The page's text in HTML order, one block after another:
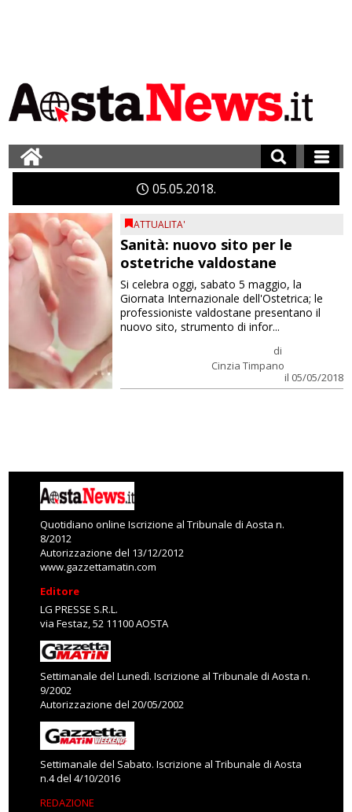
0505 2018
ATTUALITA'
Sanità: nuovo sito per le
ostetriche valdostane
di
Cinzia Timpano
il 05/05/2018
Si celebra oggi, sabato 5 maggio, la
Giornata Internazionale dell'Ostetrica; le
professioniste valdostane presentano il
nuovo sito, strumento di infor...
Quotidiano online Iscrizione al Tribunale di Aosta n.
8/2012
Autorizzazione del 13/12/2012
www.gazzettamatin.com
Editore
LG PRESSE S.R.L.
via Festaz, 52 11100 AOSTA
Settimanale del Lunedì. Iscrizione al Tribunale di Aosta n.
9/2002
Autorizzazione del 20/05/2002
Settimanale del Sabato. Iscrizione al Tribunale di Aosta
n.4 del 4/10/2016
REDAZIONE